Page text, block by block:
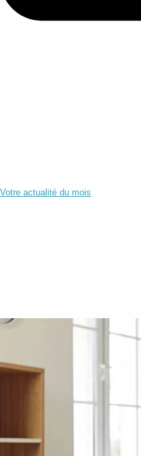
Votre actualité du mois